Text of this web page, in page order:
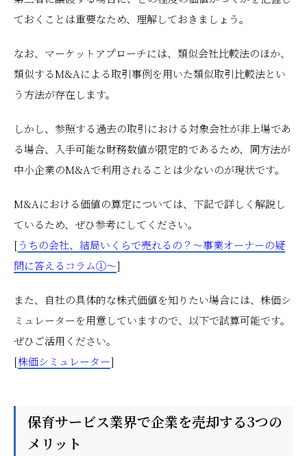
ておくことは重要なため、理解しておきましょう。
なお、マーケットアプローチには、類似会社比較法のほか、
類似するM&Aによる取引事例を用いた類似取引比較法とい
う方法が存在します。
しかし、参照する過去の取引における対象会社が非上場であ
る場合、入手可能な財務数値が限定的であるため、同方法が
中小企業のM&Aで利用されることは少ないのが現状です。
M&Aにおける価値の算定については、下記で詳しく解説し
ているため、ぜひ参考にしてください。
[うちの会社、結局いくらで売れるの？～事業オーナーの疑
問に答えるコラム①～]
また、自社の具体的な株式価値を知りたい場合には、株価シ
ミュレーターを用意していますので、以下で試算可能です。
ぜひご活用ください。
[株価シミュレーター]
保育サービス業界で企業を売却する3つの
メリット